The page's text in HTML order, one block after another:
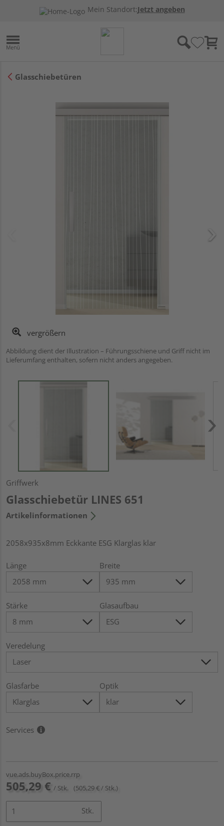
Mein Standort:Jetzt angeben
Glasschiebetüren
vergrößern
Abbildung dient der Illustration – Führungsschiene und Griff nicht im
Lieferumfang enthalten, sofern nicht anders angegeben.
Griffwerk
Glasschiebetür LINES 651
Artikelinformationen
2058x935x8mm Eckkante ESG Klarglas klar
Länge Breite
Stärke Glasaufbau
Veredelung
Glasfarbe Optik
Services
vue.ads.buyBox.price.rrp
505,29 € / Stk. (505,29 € / Stk.)
Stk.